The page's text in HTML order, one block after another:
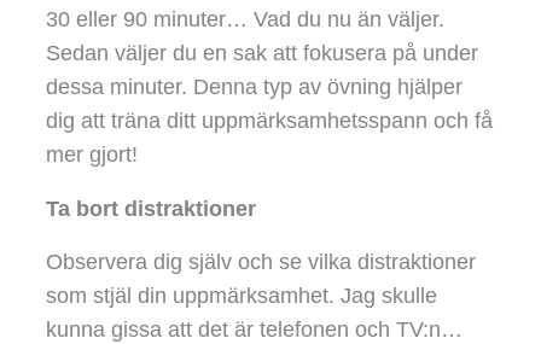
30 eller 90 minuter… Vad du nu än väljer.
Sedan väljer du en sak att fokusera på under
dessa minuter. Denna typ av övning hjälper
dig att träna ditt uppmärksamhetsspann och få
mer gjort!
Ta bort distraktioner
Observera dig själv och se vilka distraktioner
som stjäl din uppmärksamhet. Jag skulle
kunna gissa att det är telefonen och TV:n…